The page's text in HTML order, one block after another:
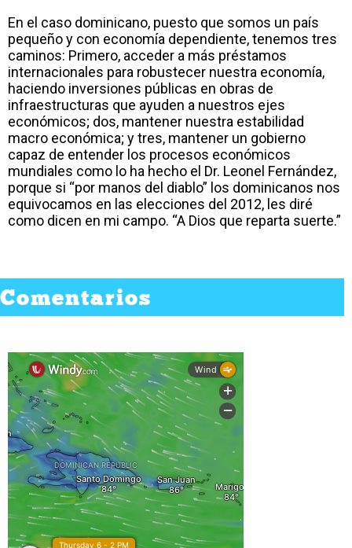
En el caso dominicano, puesto que somos un país
pequeño y con economía dependiente, tenemos tres
caminos: Primero, acceder a más préstamos
internacionales para robustecer nuestra economía,
haciendo inversiones públicas en obras de
infraestructuras que ayuden a nuestros ejes
económicos; dos, mantener nuestra estabilidad
macro económica; y tres, mantener un gobierno
capaz de entender los procesos económicos
mundiales como lo ha hecho el Dr. Leonel Fernández,
porque si “por manos del diablo” los dominicanos nos
equivocamos en las elecciones del 2012, les diré
como dicen en mi campo. “A Dios que reparta suerte.”
Comentarios